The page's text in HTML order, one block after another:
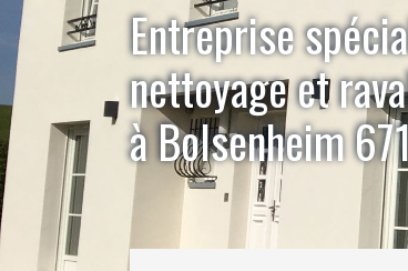
Entreprise
nettoyage et
à Bolsenheim